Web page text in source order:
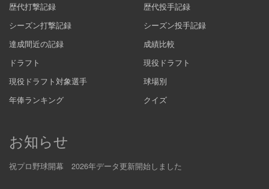
歴代打撃記録
歴代投手記録
シーズン打撃記録
シーズン投手記録
達成間近の記録
成績比較
ドラフト
現役ドラフト
現役ドラフト対象選手
球場別
年俸ランキング
クイズ
お知らせ
祝プロ野球開幕 2026年データ更新開始しました